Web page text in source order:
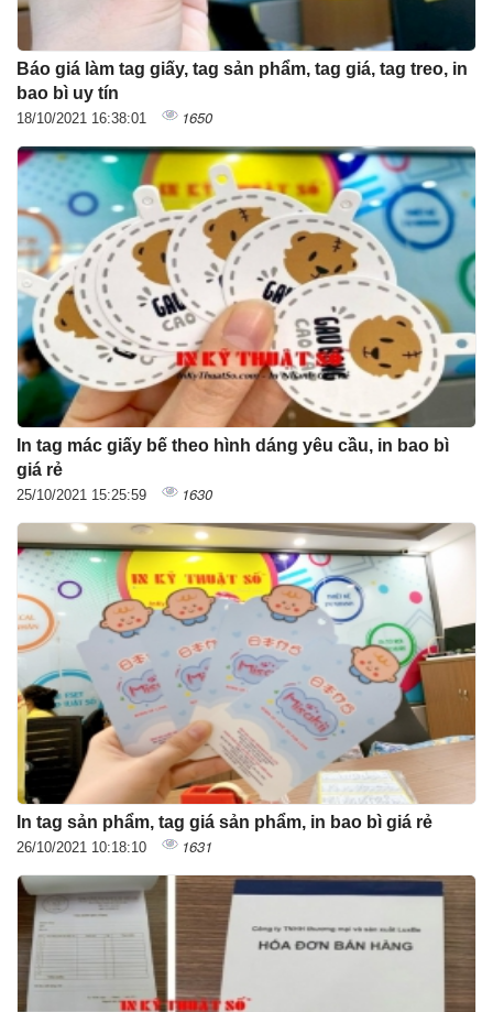
Báo giá làm tag giấy, tag sản phẩm, tag giá, tag treo, in
bao bì uy tín
18/10/2021 16:38:01 1650
In tag mác giấy bế theo hình dáng yêu cầu, in bao bì
giá rẻ
25/10/2021 15:25:59 1630
In tag sản phẩm, tag giá sản phẩm, in bao bì giá rẻ
26/10/2021 10:18:10 1631